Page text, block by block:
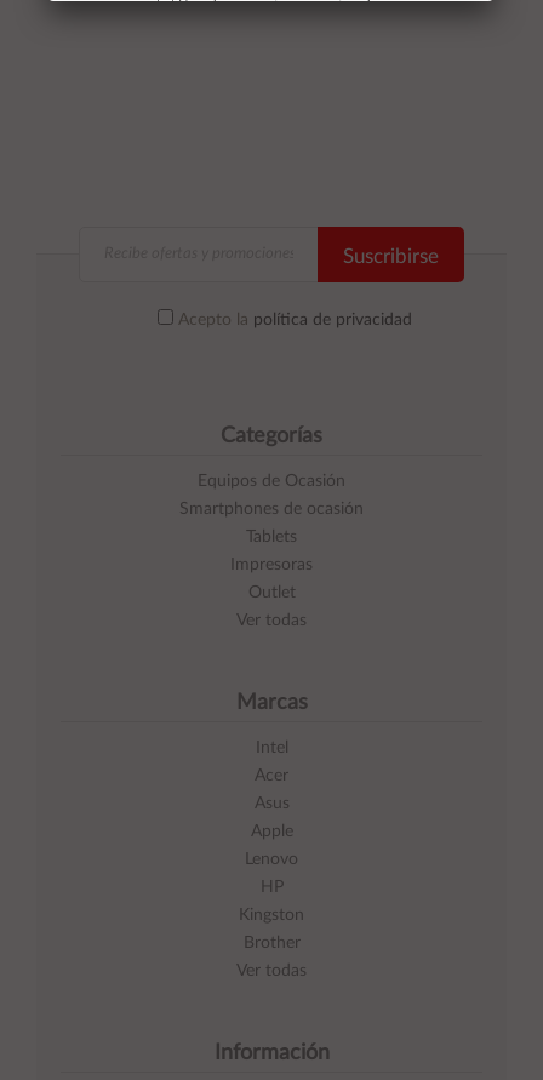
Suscribirse
Acepto la política de privacidad
Categorías
Equipos de Ocasión
Smartphones de ocasión
Tablets
Impresoras
Outlet
Ver todas
Marcas
Intel
Acer
Asus
Apple
Lenovo
HP
Kingston
Brother
Ver todas
Información
No volver a mostrar mas este aviso